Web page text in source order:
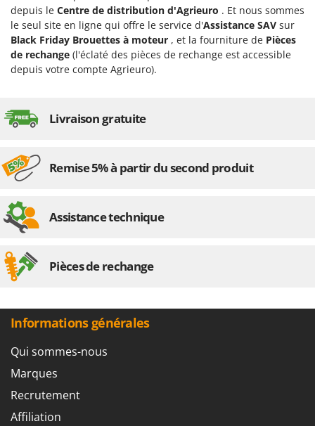
depuis le Centre de distribution d'Agrieuro . Et nous sommes
le seul site en ligne qui offre le service d'Assistance SAV sur
Black Friday Brouettes à moteur , et la fourniture de Pièces
de rechange (l'éclaté des pièces de rechange est accessible
depuis votre compte Agrieuro).
Livraison gratuite
Remise 5% à partir du second produit
Assistance technique
Pièces de rechange
Informations générales
Qui sommes-nous
Marques
Recrutement
Affiliation